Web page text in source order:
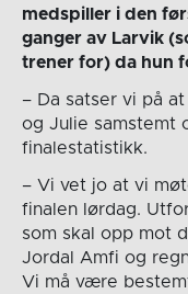
medspiller i den
ganger av Larvik
trener for) da hun
– Da satser vi på
og Julie samstemt
finalestatistikk.
– Vi vet jo at vi
finalen lørdag.
som skal opp mot
Jordal Amfi og
Vi må være